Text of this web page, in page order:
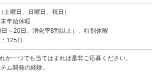
土曜日、日曜日、祝日）
年始休暇
日～20日、消化率8割以上）、特別休暇
125日
か一つでも当てはまれば是非ご応募ください。
ム開発の経験。